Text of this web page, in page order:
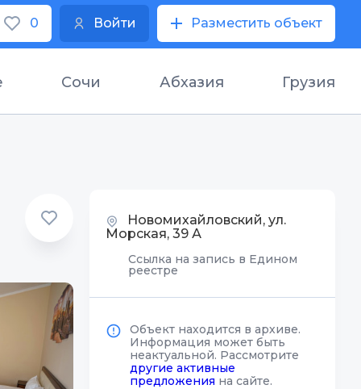
0 Войти Разместить объект
Сочи Абхазия Грузия
Новомихайловский, ул.
Морская, 39 А
Ссылка на запись в Едином
реестре
Объект находится в архиве.
Информация может быть
неактуальной. Рассмотрите
другие активные
предложения на сайте.